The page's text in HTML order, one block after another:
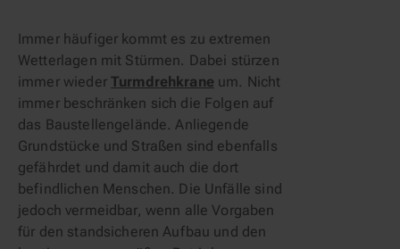
Immer häufiger kommt es zu extremen
Wetterlagen mit Stürmen. Dabei stürzen
immer wieder Turmdrehkrane um. Nicht
immer beschränken sich die Folgen auf
das Baustellengelände. Anliegende
Grundstücke und Straßen sind ebenfalls
gefährdet und damit auch die dort
befindlichen Menschen. Die Unfälle sind
jedoch vermeidbar, wenn alle Vorgaben
für den standsicheren Aufbau und den